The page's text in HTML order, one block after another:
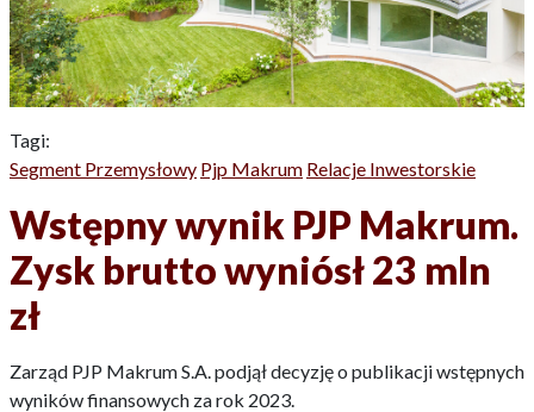
Tagi:
Segment Przemysłowy Pjp Makrum Relacje Inwestorskie
Wstępny wynik PJP Makrum.
Zysk brutto wyniósł 23 mln
zł
Zarząd PJP Makrum S.A. podjął decyzję o publikacji wstępnych
wyników finansowych za rok 2023.